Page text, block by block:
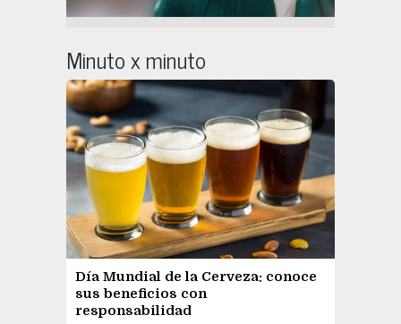
Minuto x minuto
Día Mundial de la Cerveza: conoce
sus beneficios con
responsabilidad